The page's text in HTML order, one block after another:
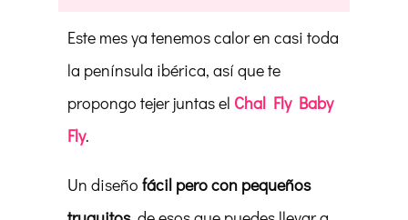
Este mes ya tenemos calor en casi toda
la península ibérica, así que te
propongo tejer juntas el Chal Fly Baby
Fly.
Un diseño fácil pero con pequeños